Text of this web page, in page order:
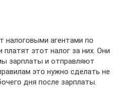
налоговыми агентами по
этот налог за них. Они
зарплаты и отправляют
это нужно сделать не
дня после зарплаты.